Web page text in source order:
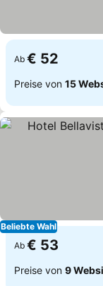
Ab € 52
Preise von 15
Beliebte Wahl
Ab € 53
Preise von 9